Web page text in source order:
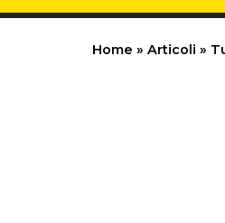
Home » Articoli »